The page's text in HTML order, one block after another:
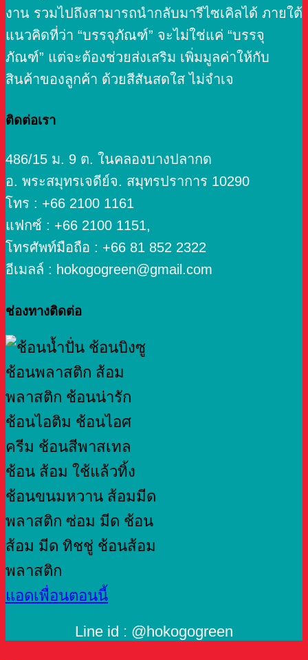
งาน รวมไปถึงสามารถนำกลับมารีไซเคิลได้ ภายใต้
แนวคิดที่ว่า “บรรจุภัณฑ์” จะไม่ใช่แค่ “บรรจุ
ภัณฑ์” แต่จะต้องช่วยส่งเสริม เพิ่มมูลค่าให้กับ
สินค้าของลูกค้า ด้วยสีสันสดใส ไม่จำเจ
ติดต่อเรา
486/15 ม. 9 ต. ในคลองบางปลากด
อ. พระสมุทรเจดีย์จ. สมุทรปราการ 10290
โทร : +66 2100 1161
แฟกซ์ : +66 2100 1151,
โทรศัพท์มือถือ : +66 81 852 2322
อีเมลล์ : hokogogreen@gmail.com
ช่องทางติดต่อ
แอดเพื่อนตอนนี้
Line id : @hokogogreen